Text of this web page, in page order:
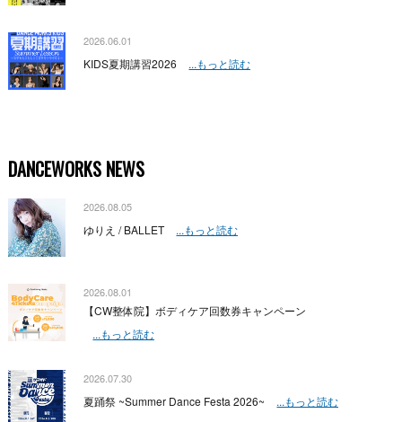
2026.06.01
KIDS夏期講習2026 ...もっと読む
DANCEWORKS NEWS
2026.08.05
ゆりえ / BALLET ...もっと読む
2026.08.01
【CW整体院】ボディケア回数券キャンペーン
...もっと読む
2026.07.30
夏踊祭 ~Summer Dance Festa 2026~ ...もっと読む